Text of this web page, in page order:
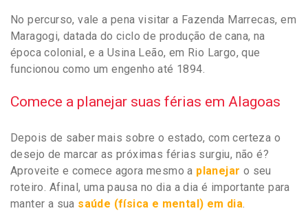
No percurso, vale a pena visitar a Fazenda Marrecas, em
Maragogi, datada do ciclo de produção de cana, na
época colonial, e a Usina Leão, em Rio Largo, que
funcionou como um engenho até 1894.
Comece a planejar suas férias em Alagoas
Depois de saber mais sobre o estado, com certeza o
desejo de marcar as próximas férias surgiu, não é?
Aproveite e comece agora mesmo a planejar o seu
roteiro. Afinal, uma pausa no dia a dia é importante para
manter a sua saúde (física e mental) em dia